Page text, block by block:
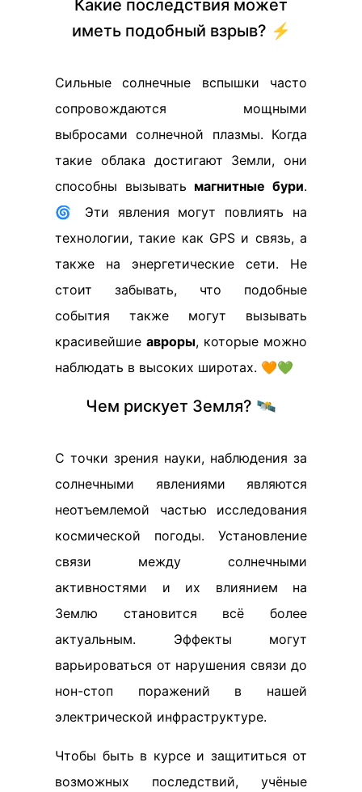
Какие последствия может
иметь подобный взрыв? ⚡
Сильные солнечные вспышки часто
сопровождаются мощными
выбросами солнечной плазмы. Когда
такие облака достигают Земли, они
способны вызывать магнитные бури.
🌀 Эти явления могут повлиять на
технологии, такие как GPS и связь, а
также на энергетические сети. Не
стоит забывать, что подобные
события также могут вызывать
красивейшие авроры, которые можно
наблюдать в высоких широтах. 🧡💚
Чем рискует Земля? 🛰️
С точки зрения науки, наблюдения за
солнечными явлениями являются
неотъемлемой частью исследования
космической погоды. Установление
связи между солнечными
активностями и их влиянием на
Землю становится всё более
актуальным. Эффекты могут
варьироваться от нарушения связи до
нон-стоп поражений в нашей
электрической инфраструктуре.
Чтобы быть в курсе и защититься от
возможных последствий, учёные